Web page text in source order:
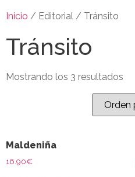
Inicio / Editorial / Tránsito
Tránsito
Mostrando los 3 resultados
Maldeniña
16.90€